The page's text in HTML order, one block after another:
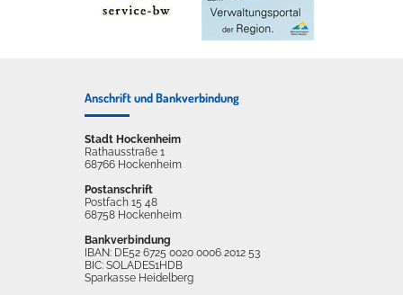
Anschrift und Bankverbindung
Stadt Hockenheim
Rathausstraße 1
68766 Hockenheim
Postanschrift
Postfach 15 48
68758 Hockenheim
Bankverbindung
IBAN: DE52 6725 0020 0006 2012 53
BIC: SOLADES1HDB
Sparkasse Heidelberg